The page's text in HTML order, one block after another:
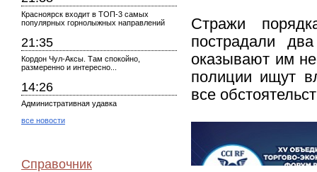
Красноярск входит в ТОП-3 самых
популярных горнолыжных направлений
21:35
Кордон Чул-Аксы. Там спокойно,
размеренно и интересно...
14:26
Административная удавка
все новости
Справочник
Стражи
пострадали
оказывают им
полиции ищут
все